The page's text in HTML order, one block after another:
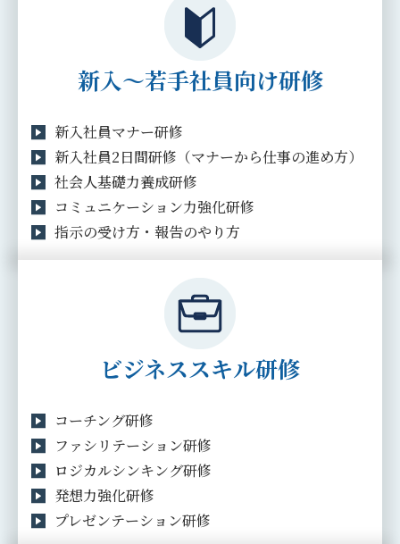
新入～若手社員向け研修
新入社員マナー研修
新入社員2日間研修（マナーから仕事の進め方）
社会人基礎力養成研修
コミュニケーション力強化研修
指示の受け方・報告のやり方
ビジネススキル研修
コーチング研修
ファシリテーション研修
ロジカルシンキング研修
発想力強化研修
プレゼンテーション研修